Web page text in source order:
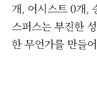
개, 어시스트 0개,
스퍼스는 부진한
한 무언가를 만들